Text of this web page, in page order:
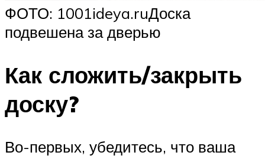
ФОТО: 1001ideya.ruДоска
подвешена за дверью
Как сложить/закрыть
доску?
Во-первых, убедитесь, что ваша